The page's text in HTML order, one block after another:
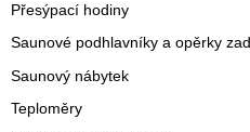
Přesýpací hodiny
Saunové podhlavníky a opěrky zad
Saunový nábytek
Teploměry